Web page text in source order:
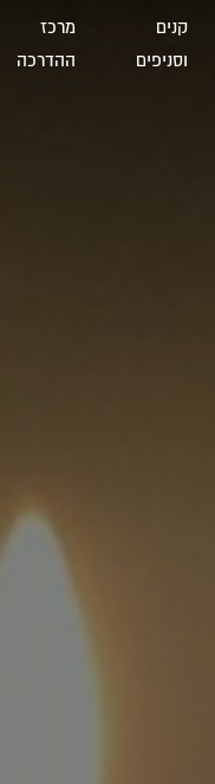
קנים
וסניפים
מרכז
ההדרכה